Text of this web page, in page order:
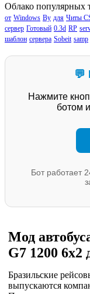
Облако популярных
от Windows By для Читы
сервер Готовый 0.3d RP
шаблон сервера Sobeit samp
💬
Нажмите
ботом
Бот работает
Мод
G7 1200 6x2
Бразильские
выпускаются